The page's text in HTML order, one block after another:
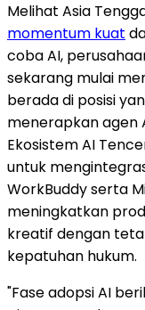
Melihat Asia
momentum kuat
coba AI,
sekarang mulai
berada di posisi
menerapkan agen
Ekosistem AI
untuk
WorkBuddy serta
meningkatkan
kreatif dengan
kepatuhan hukum.
"Fase adopsi AI